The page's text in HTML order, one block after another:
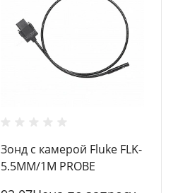
Зонд с камерой Fluke FLK-
5.5MM/1M PROBE